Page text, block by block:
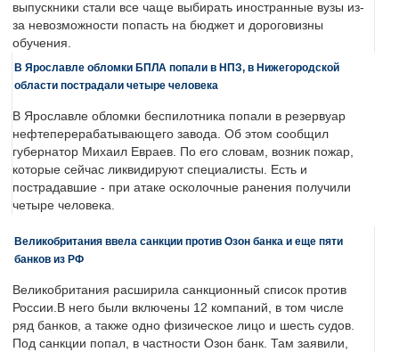
выпускники стали все чаще выбирать иностранные вузы из-
за невозможности попасть на бюджет и дороговизны
обучения.
В Ярославле обломки БПЛА попали в НПЗ, в Нижегородской
области пострадали четыре человека
В Ярославле обломки беспилотника попали в резервуар
нефтеперерабатывающего завода. Об этом сообщил
губернатор Михаил Евраев. По его словам, возник пожар,
которые сейчас ликвидируют специалисты. Есть и
пострадавшие - при атаке осколочные ранения получили
четыре человека.
Великобритания ввела санкции против Озон банка и еще пяти
банков из РФ
Великобритания расширила санкционный список против
России.В него были включены 12 компаний, в том числе
ряд банков, а также одно физическое лицо и шесть судов.
Под санкции попал, в частности Озон банк. Там заявили,